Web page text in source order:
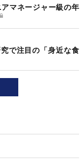
マネージャー級の年
で注目の「身近な食